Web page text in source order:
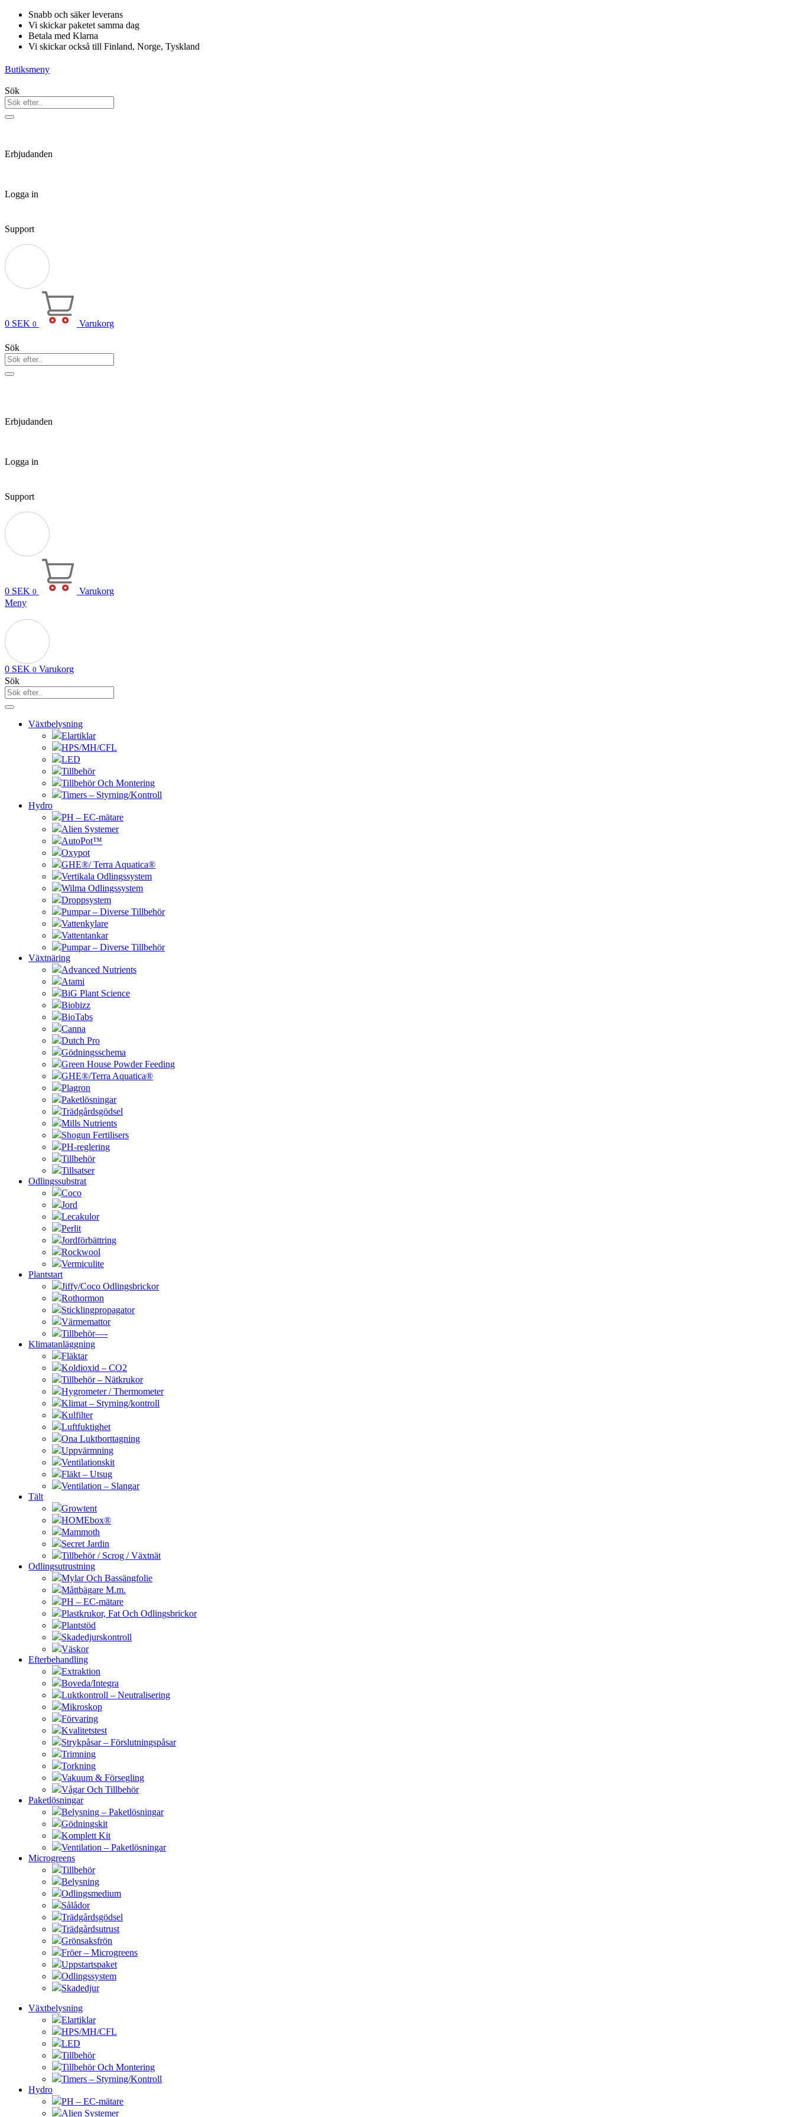
Hoppa
innehåll
Snabb och säker leverans
Vi skickar paketet samma dag
Betala med Klarna
Vi skickar också till Finland, Norge, Tyskland
Butiksmeny
Sök
Erbjudanden
Logga in
Support
0 SEK 0 Varukorg
Sök
Erbjudanden
Logga in
Support
0 SEK 0
Varukorg
Meny
0 SEK 0 Varukorg
Sök
Växtbelysning
Elartiklar
HPS/MH/CFL
LED
Tillbehör
Tillbehör Och Montering
Timers – Styrning/Kontroll
Hydro
PH – EC-mätare
Alien Systemer
AutoPot™
Oxypot
GHE®/ Terra Aquatica®
Vertikala Odlingssystem
Wilma Odlingssystem
Droppsystem
Pumpar – Diverse Tillbehör
Vattenkylare
Vattentankar
Pumpar – Diverse Tillbehör
Växtnäring
Advanced Nutrients
Atami
BiG Plant Science
Biobizz
BioTabs
Canna
Dutch Pro
Gödningsschema
Green House Powder Feeding
GHE®/Terra Aquatica®
Plagron
Paketlösningar
Trädgårdsgödsel
Mills Nutrients
Shogun Fertilisers
PH-reglering
Tillbehör
Tillsatser
Odlingssubstrat
Coco
Jord
Lecakulor
Perlit
Jordförbättring
Rockwool
Vermiculite
Plantstart
Jiffy/Coco Odlingsbrickor
Rothormon
Sticklingpropagator
Värmemattor
Tillbehör—-
Klimatanläggning
Fläktar
Koldioxid – CO2
Tillbehör – Nätkrukor
Hygrometer / Thermometer
Klimat – Styrning/kontroll
Kulfilter
Luftfuktighet
Ona Luktborttagning
Uppvärmning
Ventilationskit
Fläkt – Utsug
Ventilation – Slangar
Tält
Growtent
HOMEbox®
Mammoth
Secret Jardin
Tillbehör / Scrog / Växtnät
Odlingsutrustning
Mylar Och Bassängfolie
Måttbägare M.m.
PH – EC-mätare
Plastkrukor, Fat Och Odlingsbrickor
Plantstöd
Skadedjurskontroll
Väskor
Efterbehandling
Extraktion
Boveda/Integra
Luktkontroll – Neutralisering
Mikroskop
Förvaring
Kvalitetstest
Strykpåsar – Förslutningspåsar
Trimning
Torkning
Vakuum & Försegling
Vågar Och Tillbehör
Paketlösningar
Belysning – Paketlösningar
Gödningskit
Komplett Kit
Ventilation – Paketlösningar
Microgreens
Tillbehör
Belysning
Odlingsmedium
Sålådor
Trädgårdsgödsel
Trädgårdsutrust
Grönsaksfrön
Fröer – Microgreens
Uppstartspaket
Odlingssystem
Skadedjur
Växtbelysning
Elartiklar
HPS/MH/CFL
LED
Tillbehör
Tillbehör Och Montering
Timers – Styrning/Kontroll
Hydro
PH – EC-mätare
Alien Systemer